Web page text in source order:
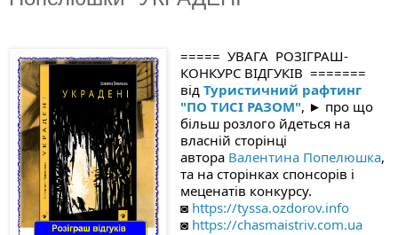
=====  УВАГА  РОЗІГРАШ-
КОНКУРС ВІДГУКІВ  =======
від Туристичний рафтинг
"ПО ТИСІ РАЗОМ", ► про що
більш розлого йдеться на
власній сторінці
автора Валентина Попелюшка
та на сторінках спонсорів і
меценатів конкурсу.
◙ https://tyssa.ozdorov.info
◙ https://chasmaistriv.com.ua